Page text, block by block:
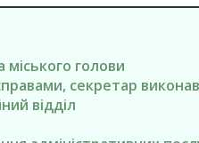
голови
секретар
відділ